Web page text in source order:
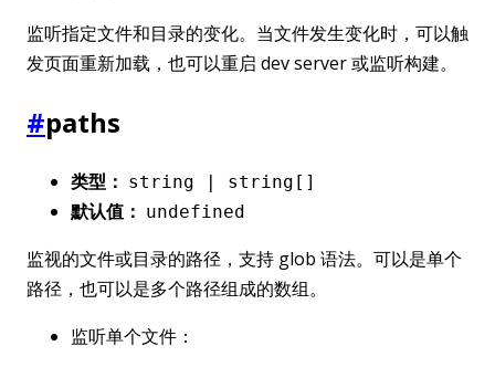
监听指定文件和目录的变化。当文件发生变化时，可以触
发页面重新加载，也可以重启 dev server 或监听构建。
#paths
类型： string | string[]
默认值： undefined
监视的文件或目录的路径，支持 glob 语法。可以是单个
路径，也可以是多个路径组成的数组。
监听单个文件：